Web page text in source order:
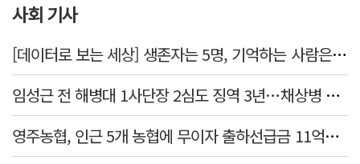
사회 기사
[데이터로 보는 세상] 생존자는 5명, 기억하는 사람은 늘었다
임성근 전 해병대 1사단장 2심도 징역 3년…채상병 순직 책임 유죄
영주농협, 인근 5개 농협에 무이자 출하선급금 11억원 지원…상생 유통망 강화